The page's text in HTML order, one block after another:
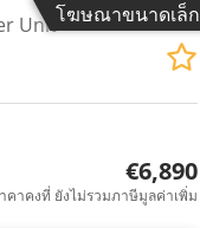
โฆษณาขนาดเล็ก
Unit
€6,890
คาคงที่ ยังไม่รวมภาษีมูลค่าเพิ่ม